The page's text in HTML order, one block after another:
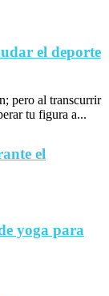
el deporte
pero al transcurrir
tu figura a...
el
yoga para